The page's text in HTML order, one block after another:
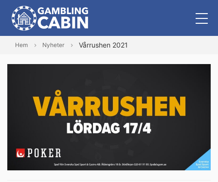
Hem Nyheter Vårrushen 2021